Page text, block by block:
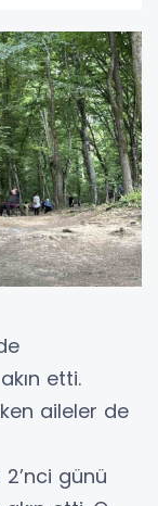
etti.
aileler de
2’nci günü